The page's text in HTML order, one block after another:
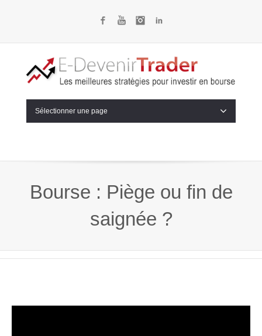
FacebookYouTubeInstagram
Sélectionner une page
Bourse : Piège ou fin de
saignée ?